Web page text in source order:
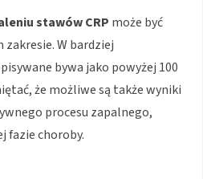
stawówCRP może być
W bardziej
bywa jako powyżej 100
że możliwe są także wyniki
procesu zapalnego,
fazie choroby.